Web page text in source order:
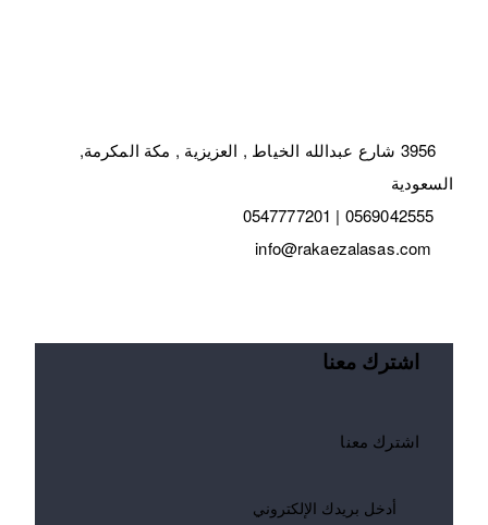
3956 شارع عبدالله الخياط , العزيزية , مكة المكرمة,
السعودية
اشترك معنا
اشترك معنا